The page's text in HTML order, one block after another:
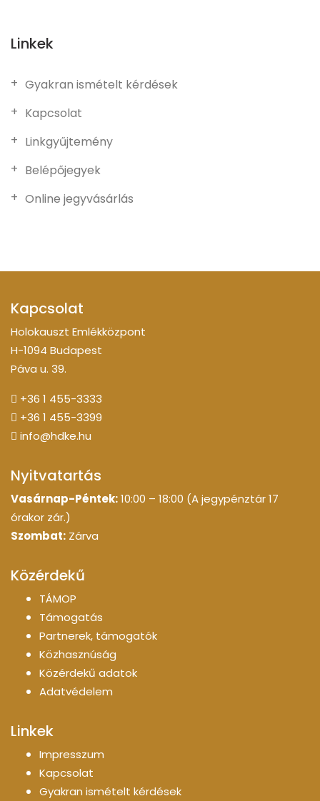
Linkek
Gyakran ismételt kérdések
Kapcsolat
Linkgyűjtemény
Belépőjegyek
Online jegyvásárlás
Kapcsolat
Holokauszt Emlékközpont
H-1094 Budapest
Páva u. 39.
+36 1 455-3333
+36 1 455-3399
info@hdke.hu
Nyitvatartás
Vasárnap-Péntek:10:00 – 18:00 (A jegypénztár 17
órakor zár.)
Szombat: Zárva
Közérdekű
TÁMOP
Támogatás
Partnerek, támogatók
Közhasznúság
Közérdekű adatok
Adatvédelem
Linkek
Impresszum
Kapcsolat
Gyakran ismételt kérdések